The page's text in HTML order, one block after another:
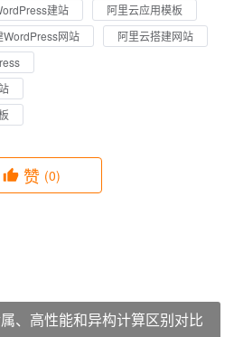
建站
阿里云应用模板
WordPress网站
阿里云搭建网站
赞 (0)
、高性能和异构计算区别对比